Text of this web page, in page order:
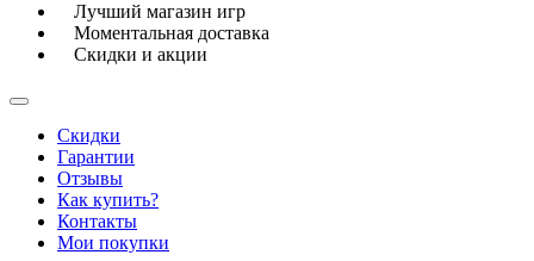
Лучший магазин игр
Моментальная доставка
Скидки и акции
Скидки
Гарантии
Отзывы
Как купить?
Контакты
Мои покупки